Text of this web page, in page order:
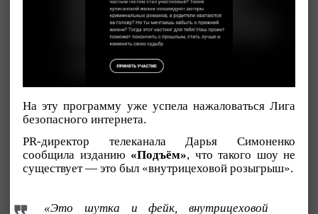
На эту программу уже успела нажаловаться Лига
безопасного интернета.
PR-директор телеканала Дарья Симоненко
сообщила изданию «Подъём», что такого шоу не
существует — это был «внутрицеховой розыгрыш».
«Это шутка и фейк, внутрицеховой